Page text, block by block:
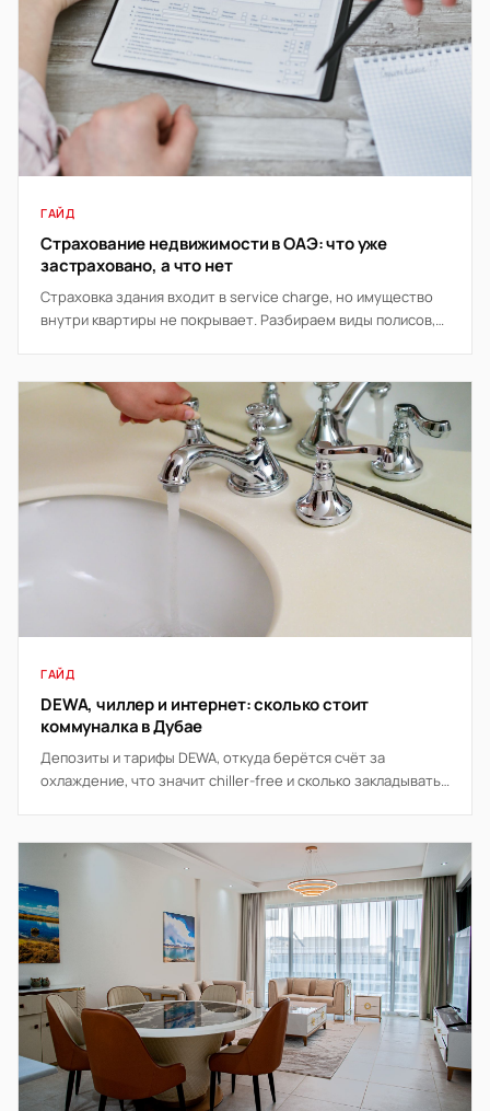
ГАЙД
Страхование недвижимости в ОАЭ: что уже
застраховано, а что нет
Страховка здания входит в service charge, но имущество
внутри квартиры не покрывает. Разбираем виды полисов,
ГАЙД
DEWA, чиллер и интернет: сколько стоит
коммуналка в Дубае
Депозиты и тарифы DEWA, откуда берётся счёт за
охлаждение, что значит chiller-free и сколько закладывать